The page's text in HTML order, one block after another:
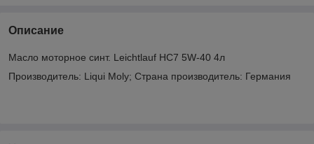
Описание
Масло моторное синт. Leichtlauf HC7 5W-40 4л
Производитель: Liqui Moly; Страна производитель: Германия